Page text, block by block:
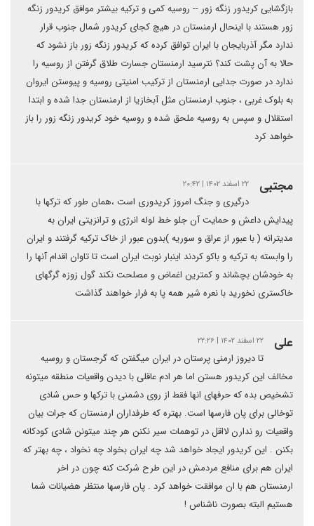
بازگشایی کریدور زنگه زور -- روسیه کمی و ترکیه بیشتر موافق کریدور زنگه
زور هستند با اینحال ارمنستان در هیچ کجای کریدور شمال جنوب قرار
ندارد مگر آذربایجان با ایران توافق کرده که کریدور زنگه زور باز نشود که
حالا به آن پشت کند؟ نترسید ارمنستان جسارت طلاق گرفتن از روسیه را
ندارد در صورت جدایی ارمنستان از ترکیب امنیتی روسیه و پیوستن ایروان
به بلوک غربی ، جنوب ارمنستان مثل آبخازیا از ارمنستان جدا شده و ابتدا
استقلال و سپس به روسیه ملحق شده و روسیه خود کریدور زنگه زور را باز
خواهد کرد
مجتبی ۲۲ اسفند ۱۴۰۲ | ۲۰:۴۲
درگیری و جنگ امروز کریدوری است ،همان طور که ترکها با
پیدایش داعش و حمایت آن جلو خط لوله انرژی و ترانزیتی ایران به
مدیترانه ( با عبور از عراق و سوریه )بدون عبور از خاک ترکیه گرفتند و ایران
را وابسته به ترکیه و باکو کردند اینبار نوبت ایران است تا تاوان اقدام آنها را
به خودشان بچشاند و کمترین اغماض و مصلحت نکند گول زوزه گرگهای
خاکستری نخورید با نعره شیر همه پا به فرار خواهند گذاشت
علی ۲۲ اسفند ۱۴۰۲ | ۲۲:۲۶
تا دیروز ارمنی پرستان در ایران میگفتن که گرجستان و روسیه
مخالف این کریدور هستن اما هر ادم عاقلی با دیدن واقعیات منطقه میتونه
تشخیص بده که حرفهای انها فقط از روی دشمنی با ترکها و حس شادی
توخالی برای پان فارسها است. بهتره که طرفداران ارمنستان که جرات بیان
واقعیات رو ندارن لااقل در توهمات سیر نکنن هر چند میتونن شادی کودکانه
بکنن . این کریدور ایجاد خواهد شد چه ایران بخواد چه نخواد ، چه بهتر که
ایران هم برای منافع مردمش در این طرح شرکت کنه چون در اخر
ارمنستان هم با ان موافقت خواهد کرد . پان فارسها منتظر هضیانات شما
هستیم البته بصورت ناشناس !